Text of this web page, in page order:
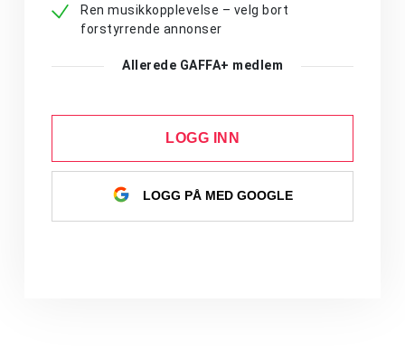
Ren musikkopplevelse – velg bort
forstyrrende annonser
Allerede GAFFA+ medlem
LOGG INN
LOGG PÅ MED GOOGLE